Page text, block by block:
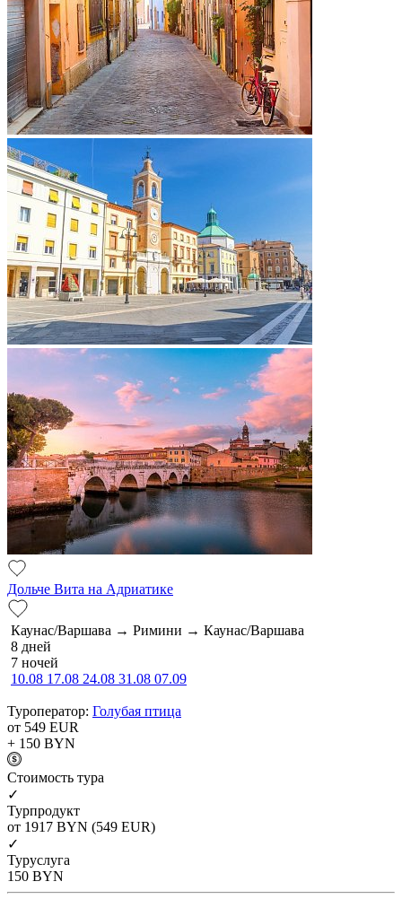
Дольче Вита на Адриатике
Каунас/Варшава → Римини → Каунас/Варшава
8 дней
7 ночей
10.08 17.08 24.08 31.08 07.09
Туроператор: Голубая птица
от 549 EUR
+ 150 BYN
Cтоимость тура
✓
Турпродукт
от 1917 BYN (549 EUR)
✓
Туруслуга
150 BYN